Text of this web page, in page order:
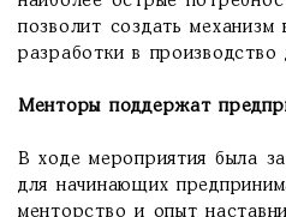
позволит создать механизм
разработки в производство
Менторы поддержат
В ходе мероприятия была
для начинающих
менторство и опыт